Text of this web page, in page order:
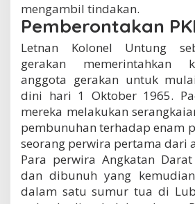
mengambil tindakan.
Pemberontakan
Letnan Kolonel Untung
gerakan memerintahkan
anggota gerakan untuk
dini hari 1 Oktober 1965.
mereka melakukan
pembunuhan terhadap enam
seorang perwira pertama dari
Para perwira Angkatan
dan dibunuh yang
dalam satu sumur tua di